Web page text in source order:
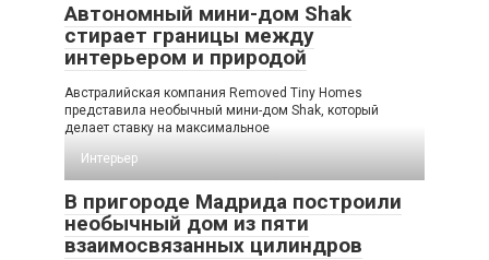
Автономный мини-дом Shak
стирает границы между
интерьером и природой
Австралийская компания Removed Tiny Homes
представила необычный мини-дом Shak, который
делает ставку на максимальное
Интерьер
В пригороде Мадрида построили
необычный дом из пяти
взаимосвязанных цилиндров